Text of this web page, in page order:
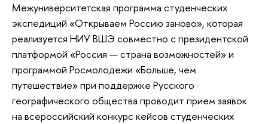
Межуниверситетская программа студенческих
экспедиций «Открываем Россию заново», которая
реализуется НИУ ВШЭ совместно с президентской
платформой «Россия — страна возможностей» и
программой Росмолодежи «Больше, чем
путешествие» при поддержке Русского
географического общества проводит прием заявок
на всероссийский конкурс кейсов студенческих